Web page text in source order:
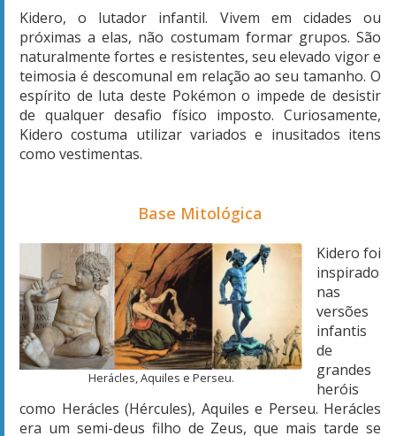
Kidero, o lutador infantil. Vivem em cidades ou
próximas a elas, não costumam formar grupos. São
naturalmente fortes e resistentes, seu elevado vigor e
teimosia é descomunal em relação ao seu tamanho. O
espírito de luta deste Pokémon o impede de desistir
de qualquer desafio físico imposto. Curiosamente,
Kidero costuma utilizar variados e inusitados itens
como vestimentas.
Base Mitológica
Herácles, Aquiles e Perseu.
Kidero foi
inspirado
nas
versões
infantis
de
grandes
heróis
como Herácles (Hércules), Aquiles e Perseu. Herácles
era um semi-deus filho de Zeus, que mais tarde se